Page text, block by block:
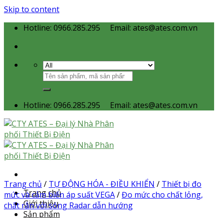
Skip to content
Hotline: 0966.285.295
Email: ates@ates.com.vn
Hotline: 0966.285.295 Email: ates@ates.com.vn
Trang chủ
Giới thiệu
Sản phẩm
Trang chủ / TỰ ĐỘNG HÓA - ĐIỀU KHIỂN / Thiết bị đo
mức và cảm biến áp suất VEGA/Đo mức cho chất lỏng,
chất rắn với sóng Radar dẫn hướng